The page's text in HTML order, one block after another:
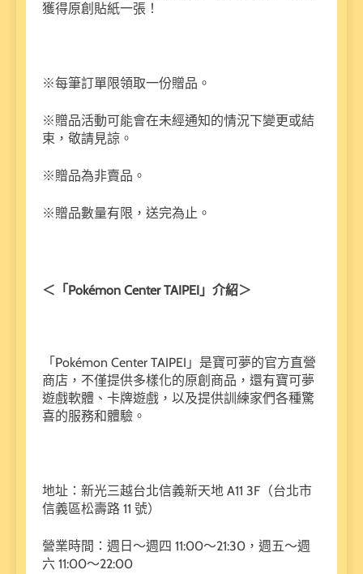
獲得原創貼紙一張！
※每筆訂單限領取一份贈品。
※贈品活動可能會在未經通知的情況下變更或結
束，敬請見諒。
※贈品為非賣品。
※贈品數量有限，送完為止。
＜「Pokémon Center TAIPEI」介紹＞
「Pokémon Center TAIPEI」是寶可夢的官方直營
商店，不僅提供多樣化的原創商品，還有寶可夢
遊戲軟體、卡牌遊戲，以及提供訓練家們各種驚
喜的服務和體驗。
地址：新光三越台北信義新天地 A11 3F（台北市
信義區松壽路 11 號）
營業時間：週日～週四 11:00～21:30，週五～週
六 11:00～22:00